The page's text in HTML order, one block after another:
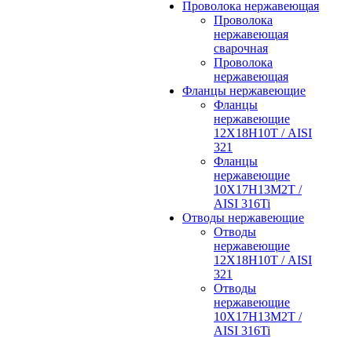
Проволока нержавеющая
Проволока
нержавеющая
сварочная
Проволока
нержавеющая
Фланцы нержавеющие
Фланцы
нержавеющие
12Х18Н10Т / AISI
321
Фланцы
нержавеющие
10Х17Н13М2Т /
AISI 316Ti
Отводы нержавеющие
Отводы
нержавеющие
12Х18Н10Т / AISI
321
Отводы
нержавеющие
10Х17Н13М2Т /
AISI 316Ti